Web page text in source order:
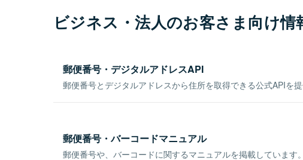
ビジネス・法人のお客さま向け情
郵便番号・デジタルアドレスAPI
郵便番号とデジタルアドレスから住所を取得できる公式APIを提
郵便番号・バーコードマニュアル
郵便番号や、バーコードに関するマニュアルを掲載しています。